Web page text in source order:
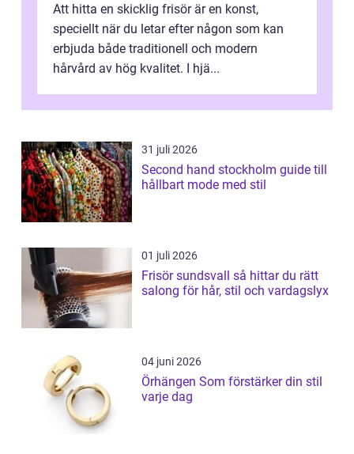
Att hitta en skicklig frisör är en konst,
speciellt när du letar efter någon som kan
erbjuda både traditionell och modern
hårvård av hög kvalitet. I hjä...
31 juli 2026
Second hand stockholm guide till
hållbart mode med stil
01 juli 2026
Frisör sundsvall så hittar du rätt
salong för hår, stil och vardagslyx
04 juni 2026
Örhängen Som förstärker din stil
varje dag